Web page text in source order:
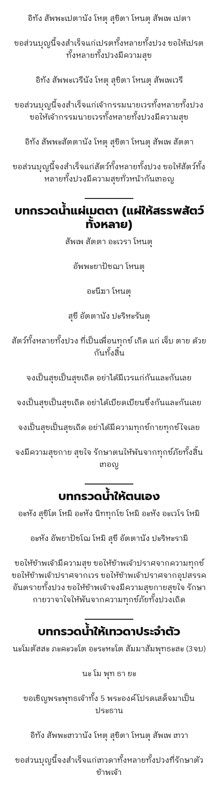
อิทัง สัพพะเปตานัง โหตุ สุขิตา โหนตุ สัพเพ เปตา
ขอส่วนบุญนี้จงสำเร็จแก่เปรตทั้งหลายทั้งปวง ขอให้เปรต
ทั้งหลายทั้งปวงมีความสุข
อิทัง สัพพะเวรีนัง โหตุ สุขิตา โหนตุ สัพเพเวรี
ขอส่วนบุญนี้จงสำเร็จแก่เจ้ากรรมนายเวรทั้งหลายทั้งปวง
ขอให้เจ้ากรรมนายเวรทั้งหลายทั้งปวงมีความสุข
อิทัง สัพพะสัตตานัง โหตุ สุขิตา โหนตุ สัพเพ สัตตา
ขอส่วนบุญนี้จงสำเร็จแก่สัตว์ทั้งหลายทั้งปวง ขอให้สัตว์ทั้ง
หลายทั้งปวงมีความสุขทั่วหน้ากันเทอญ
บทกรวดน้ำแผ่เมตตา (แผ่ให้สรรพสัตว์
ทั้งหลาย)
สัพเพ สัตตา อะเวรา โหนตุ
อัพพะยาปัชฌา โหนตุ
อะนีฆา โหนตุ
สุขี อัตตานัง ปะริหะรันตุ
สัตว์ทั้งหลายทั้งปวง ที่เป็นเพื่อนทุกข์ เกิด แก่ เจ็บ ตาย ด้วย
กันทั้งสิ้น
จงเป็นสุขเป็นสุขเถิด อย่าได้มีเวรแก่กันและกันเลย
จงเป็นสุขเป็นสุขเถิด อย่าได้เบียดเบียนซึ่งกันและกันเลย
จงเป็นสุขเป็นสุขเถิด อย่าได้มีความทุกข์กายทุกข์ใจเลย
จงมีความสุขกาย สุขใจ รักษาตนให้พ้นจากทุกข์ภัยทั้งสิ้น
เทอญ
บทกรวดน้ำให้ตนเอง
อะหัง สุขิโต โหมิ อะหัง นิททุกโข โหมิ อะหัง อะเวโร โหมิ
อะหัง อัพยาปัชโฌ โหมิ สุขี อัตตานัง ปะริหะรามิ
ขอให้ข้าพเจ้ามีความสุข ขอให้ข้าพเจ้าปราศจากความทุกข์
ขอให้ข้าพเจ้าปราศจากเวร ขอให้ข้าพเจ้าปราศจากอุปสรรค
อันตรายทั้งปวง ขอให้ข้าพเจ้าจงมีความสุขกายสุขใจ รักษา
กายวาจาใจให้พันจากความทุกข์ภัยทั้งปวงเถิด
บทกรวดน้ำให้เทวดาประจำตัว
นะโมตัสสะ ภะคะวะโต อะระหะโต สัมมาสัมพุทธะสะ (3จบ)
นะ โม พุท ธา ยะ
ขอเชิญพระพุทธเจ้าทั้ง 5 พระองค์โปรดเสด็จมาเป็น
ประธาน
อิทัง สัพพะเทวานัง โหตุ สุขิตา โหนตุ สัพเพ เทวา
ขอส่วนบุญนี้จงสำเร็จแก่เทวดาทั้งหลายทั้งปวงที่รักษาตัว
ข้าพเจ้า